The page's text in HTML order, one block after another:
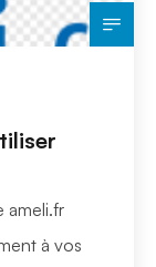
ameli.fr
à vos